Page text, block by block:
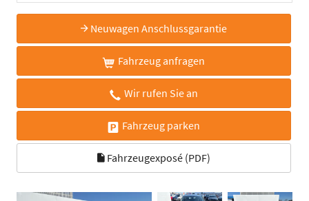
Neuwagen Anschlussgarantie
Fahrzeug anfragen
Wir rufen Sie an
Fahrzeug parken
Fahrzeugexposé (PDF)